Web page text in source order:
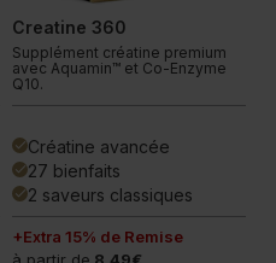
Creatine 360
Supplément créatine premium
avec Aquamin™ et Co-Enzyme
Q10.
doneCréatine avancée
done27 bienfaits
done2 saveurs classiques
+Extra 15% de Remise
à partir de 8,49€